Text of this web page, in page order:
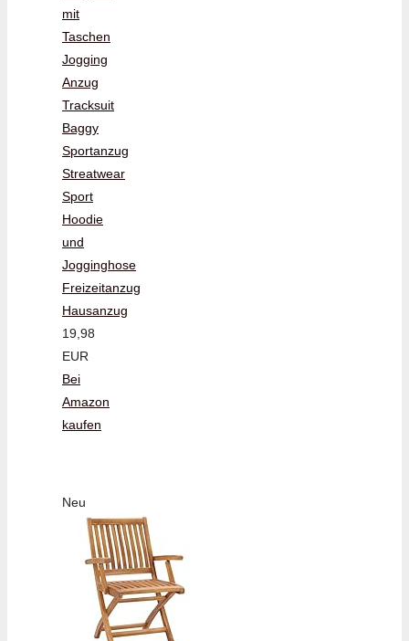
mit
Taschen
Jogging
Anzug
Tracksuit
Baggy
Sportanzug
Streatwear
Sport
Hoodie
und
Jogginghose
Freizeitanzug
Hausanzug
19,98
EUR
Bei
Amazon
kaufen
Neu